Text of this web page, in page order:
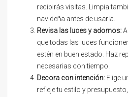
recibirás visitas. Limpia
navideña antes de usarla.
Revisa las luces y adornos:
que todas las luces
estén en buen estado. Haz
necesarias con tiempo.
Decora con intención: Elige
refleje tu estilo y